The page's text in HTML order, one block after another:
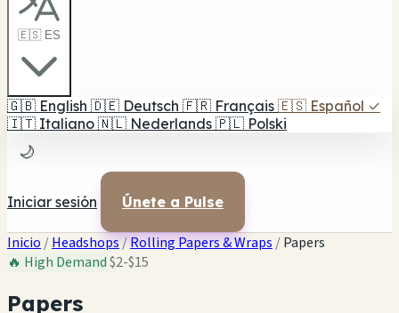
🇪🇸 ES
🇬🇧 English 🇩🇪 Deutsch 🇫🇷 Français 🇪🇸 Español ✓
🇮🇹 Italiano 🇳🇱 Nederlands 🇵🇱 Polski
🌙
Iniciar sesión Únete a Pulse
Inicio /Headshops/Rolling Papers & Wraps /Papers
🔥 High Demand$2-$15
Papers